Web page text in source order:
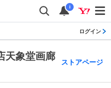
i
ログイン
天象堂画廊
ストアページ